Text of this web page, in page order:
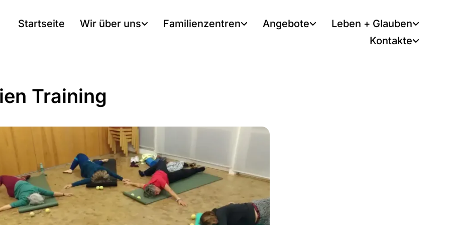
Startseite Wir über uns Familienzentren Angebote
Leben + Glauben
Kontakte
Training